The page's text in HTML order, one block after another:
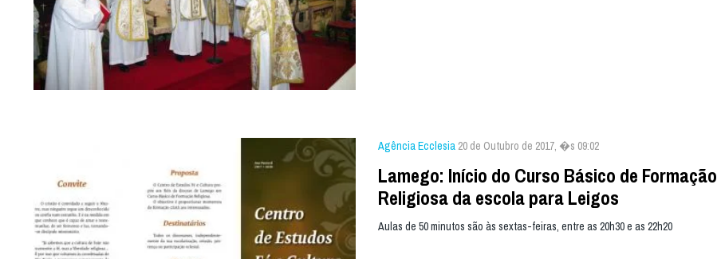
Agência Ecclesia 20 de Outubro de 2017, �s 09:02
Lamego: Início do Curso Básico de Formação
Religiosa da escola para Leigos
Aulas de 50 minutos são às sextas-feiras, entre as 20h30 e as 22h20